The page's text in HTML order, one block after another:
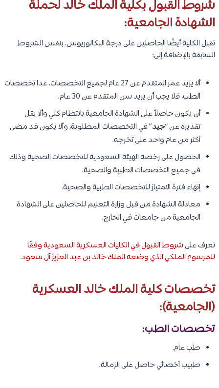
شروط القبول بكلية الملك خالد لحملة
الشهادة الجامعية:
تقبل الكلية أيضًا الحاصلين على درجة البكالوريوس، بنفس الشروط
السابقة بالإضافة إلى:
ألا يزيد عمر المتقدم عن 27 عام لجميع التخصصات، عدا تخصصات
الطب، فلا يجب أن يزيد سن المتقدم عن 30 عام.
أن يكون حاصلاً على الشهادة الجامعية بانتظام كلي وألا يقل
تقديره عن “جيد” في التخصصات المطلوبة، وألا يكون قد مضى
أكثر من عام واحد على تخرجه.
الحصول على رخصة الهيئة السعودية للتخصصات الصحية وذلك
في جميع التخصصات الطبية والصحية.
إنهاء فترة الامتياز للتخصصات الطبية والصحية.
معادلة الشهادة من قبل وزارة التعليم للحاصلين على الشهادة
الجامعية من جامعات في الخارج.
تعرف علىشروط القبول في الكليات العسكرية السعودية وفقًا
للمرسوم الملكي الذي وضعه الملك خالد بن عبد العزيز آل سعود.
تخصصات كلية الملك خالد العسكرية
(الجامعية):
تخصصات الطب:
طب عام.
طبيب أخصائي حاصل على الزمالة.